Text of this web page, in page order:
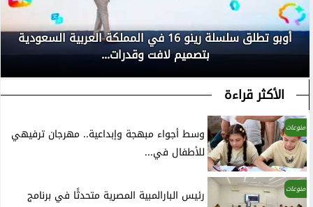
أوبو تطلق سلسلة رينو 16 في المملكة العربية السعودية
بتصميم لافت وقدرات...
الأكثر قراءة
منوعات
وسط أجواء مبهجة وإبداعية.. مهرجان ترفيهي
للأطفال في...
منوعات
رئيس البارالمبية المصرية متحدثًا في برنامج